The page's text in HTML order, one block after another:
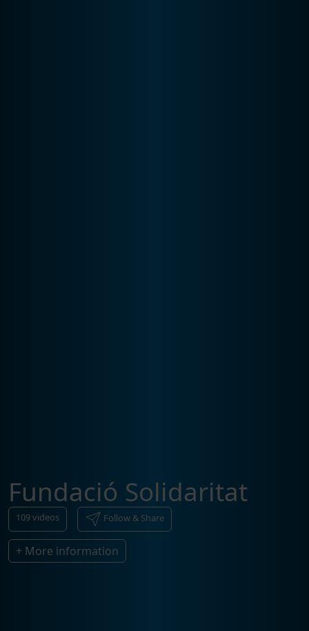
Fundació Solidaritat
109videos Follow & Share
+ More information